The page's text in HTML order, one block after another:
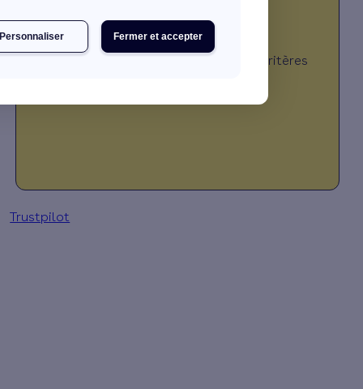
Fermer et accepter
PersonnaliserJE DÉCOUVRE MES PRIMES
*Montant calculé selon plusieurs critères
Trustpilot